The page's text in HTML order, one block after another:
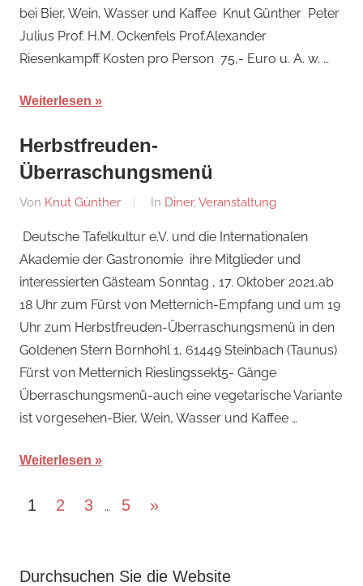
bei Bier, Wein, Wasser und Kaffee Knut Günther Peter
Julius Prof. H.M. Ockenfels Prof.Alexander
Riesenkampff Kosten pro Person 75,- Euro u. A. w. …
Weiterlesen
Herbstfreuden-
Überraschungsmenü
Am
Oktober
2021
Von Knut Günther In Diner, Veranstaltung
Deutsche Tafelkultur e.V. und die Internationalen
Akademie der Gastronomie ihre Mitglieder und
interessierten Gästeam Sonntag , 17. Oktober 2021,ab
18 Uhr zum Fürst von Metternich-Empfang und um 19
Uhr zum Herbstfreuden-Überraschungsmenü in den
Goldenen Stern Bornhohl 1, 61449 Steinbach (Taunus)
Fürst von Metternich Rieslingssekt5- Gänge
Überraschungsmenü-auch eine vegetarische Variante
ist vorgesehen-Bier, Wein, Wasser und Kaffee …
Weiterlesen
Beitragsnavigation
1 2 3 … 5
Nächste
»
Durchsuchen Sie die Website